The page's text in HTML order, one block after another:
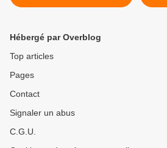
Hébergé par Overblog
Top articles
Pages
Contact
Signaler un abus
C.G.U.